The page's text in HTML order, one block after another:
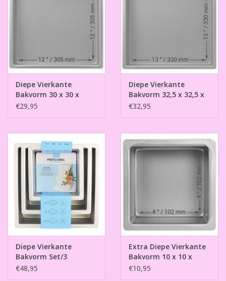
Diepe Vierkante
Bakvorm 30 x 30 x
7,5cm
€29,95
Diepe Vierkante
Bakvorm 32,5 x 32,5 x
7,5cm
€32,95
Diepe Vierkante
Bakvorm Set/3
€48,95
Extra Diepe Vierkante
Bakvorm 10 x 10 x
10cm
€10,95